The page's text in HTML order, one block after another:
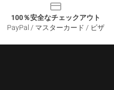
100％安全なチェックアウト
PayPal / マスターカード / ビザ